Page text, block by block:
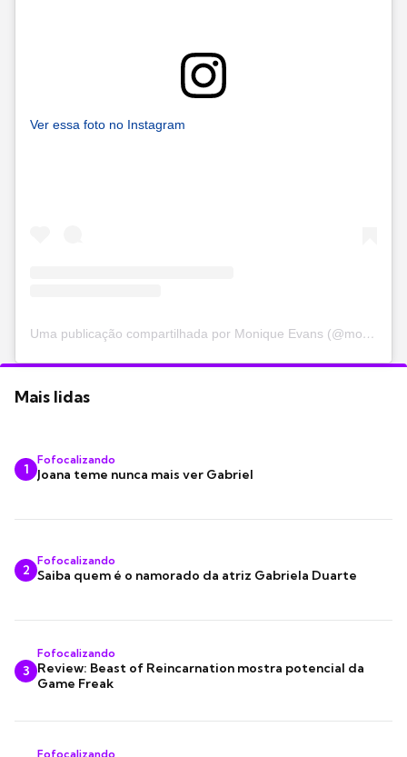
Ver essa foto no Instagram
Uma publicação compartilhada por Monique Evans (@moniquevansreal)
Mais lidas
1
Fofocalizando
Joana teme nunca mais ver Gabriel
2
Fofocalizando
Saiba quem é o namorado da atriz Gabriela Duarte
3
Fofocalizando
Review: Beast of Reincarnation mostra potencial da
Game Freak
Fofocalizando